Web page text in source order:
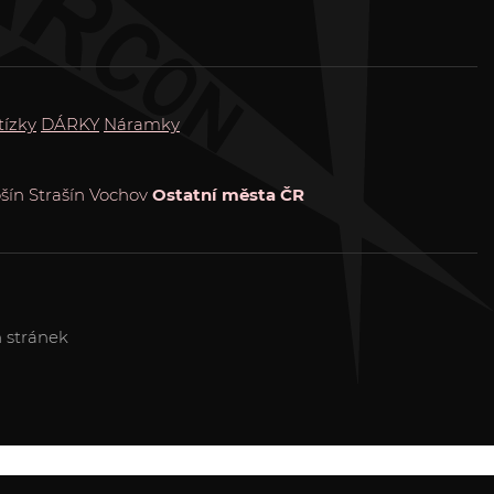
DÁRKY Náramky
Strašín Vochov Ostatní města ČR
stránek